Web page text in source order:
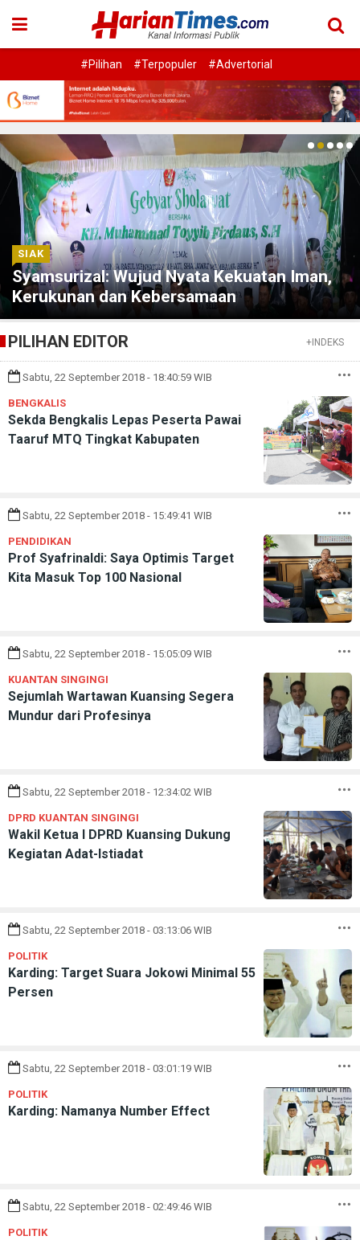
#Pilihan #Terpopuler #Advertorial
SIAK
Syamsurizal: Wujud Nyata Kekuatan Iman,
Kerukunan dan Kebersamaan
PILIHAN EDITOR +INDEKS
Sabtu, 22 September 2018 - 18:40:59 WIB
BENGKALIS
Sekda Bengkalis Lepas Peserta Pawai
Taaruf MTQ Tingkat Kabupaten
Sabtu, 22 September 2018 - 15:49:41 WIB
PENDIDIKAN
Prof Syafrinaldi: Saya Optimis Target
Kita Masuk Top 100 Nasional
Sabtu, 22 September 2018 - 15:05:09 WIB
KUANTAN SINGINGI
Sejumlah Wartawan Kuansing Segera
Mundur dari Profesinya
Sabtu, 22 September 2018 - 12:34:02 WIB
DPRD KUANTAN SINGINGI
Wakil Ketua I DPRD Kuansing Dukung
Kegiatan Adat-Istiadat
Sabtu, 22 September 2018 - 03:13:06 WIB
POLITIK
Karding: Target Suara Jokowi Minimal 55
Persen
Sabtu, 22 September 2018 - 03:01:19 WIB
POLITIK
Karding: Namanya Number Effect
Sabtu, 22 September 2018 - 02:49:46 WIB
POLITIK